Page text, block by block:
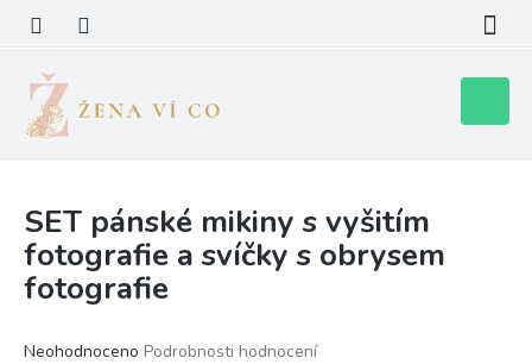
obsah
košík
SET pánské mikiny s vyšitím
fotografie a svíčky s obrysem
fotografie
Průměrné
Neohodnoceno Podrobnosti hodnocení